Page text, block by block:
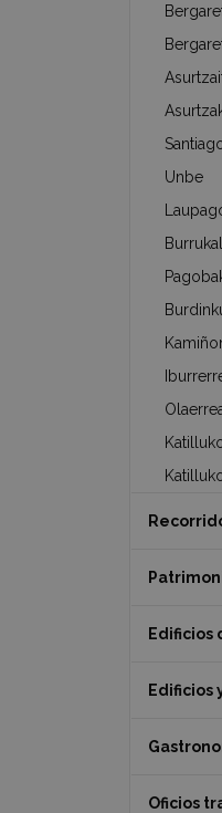
Unbe
Edificios
Edificios
Oficios